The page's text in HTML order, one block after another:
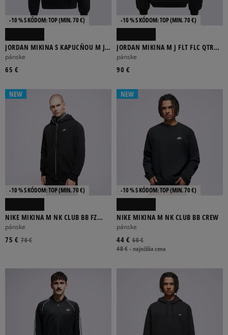
BÉŽOVÁ BORDOVÁ ČERVENÁ
CEZ HLAVU NA ZIPS S KAPUCŇOU
S KAPUCŇOU
FILTROVAŤ PRODUKTY
ODSTRÁNIŤ VYBRANÉ
-10 % S KÓDOM: TOP (MIN. 70 €)
JORDAN MIKINA S KAPUCŇOU M J
BRK ST PO HD BB
pánske
65 €
-10 % S KÓDOM: TOP (MIN. 70 €)
JORDAN MIKINA M J FLT FLC QTR
ZIP LB
pánske
90 €
NEW
-10 % S KÓDOM: TOP (MIN. 70 €)
NIKE MIKINA M NK CLUB BB FZ
HOODIE
pánske
70 €
75 €
NEW
-10 % S KÓDOM: TOP (MIN. 70 €)
NIKE MIKINA M NK CLUB BB CREW
pánske
60 €
44 €
48 €-najnižšia cena